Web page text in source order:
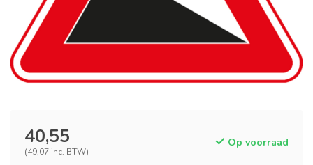
40,55
(49,07 inc. BTW)
Op voorraad